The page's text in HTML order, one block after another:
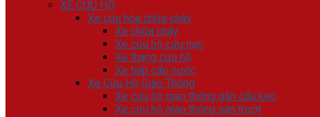
XE CỨU HỘ
Xe cứu hỏa chữa cháy
Xe chữa cháy
Xe cứu hộ cứu nạn
Xe thang cứu hộ
Xe tiếp cấp nước
Xe Cứu Hộ Giao Thông
Xe cứu hộ giao thông gắn cẩu kéo
Xe cứu hộ giao thông sàn trượt